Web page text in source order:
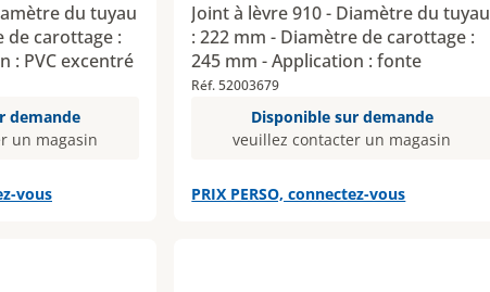
du tuyau
de carottage :
: PVC excentré
demande
un magasin
vous
Joint à lèvre 910 - Diamètre du tuyau
: 222 mm - Diamètre de carottage :
245 mm - Application : fonte
Réf. 52003679
Disponible sur demande
veuillez contacter un magasin
PRIX PERSO, connectez-vous